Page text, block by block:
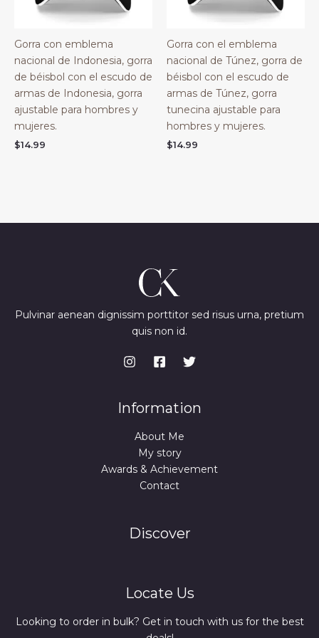
Gorra con emblema
nacional de Indonesia, gorra
de béisbol con el escudo de
armas de Indonesia, gorra
ajustable para hombres y
mujeres.
$14.99
Gorra con el emblema
nacional de Túnez, gorra de
béisbol con el escudo de
armas de Túnez, gorra
tunecina ajustable para
hombres y mujeres.
$14.99
Pulvinar aenean dignissim porttitor sed risus urna, pretium
quis non id.
Information
About Me
My story
Awards & Achievement
Contact
Discover
Locate Us
Looking to order in bulk? Get in touch with us for the best